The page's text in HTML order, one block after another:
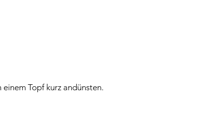
Topf kurz andünsten.